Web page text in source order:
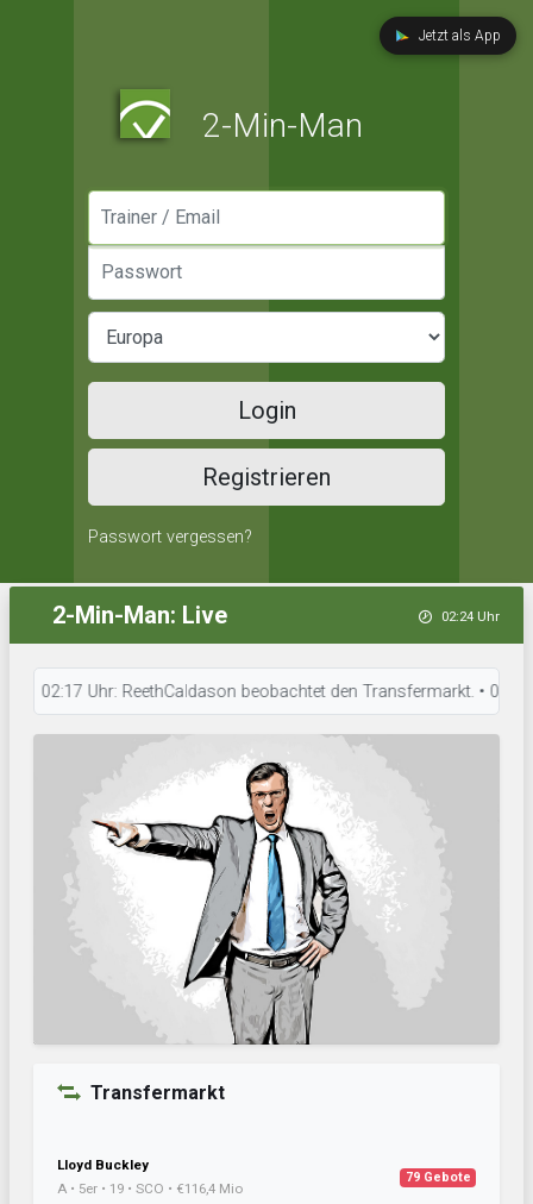
Jetzt als App
2-Min-Man
Login
Registrieren
Passwort vergessen?
2-Min-Man: Live 02:24 Uhr
02:17 Uhr: ReethCaldason beobachtet den Transfermarkt. • 02:09
Transfermarkt
Lloyd Buckley
A • 5er • 19 • SCO • €116,4 Mio
79 Gebote